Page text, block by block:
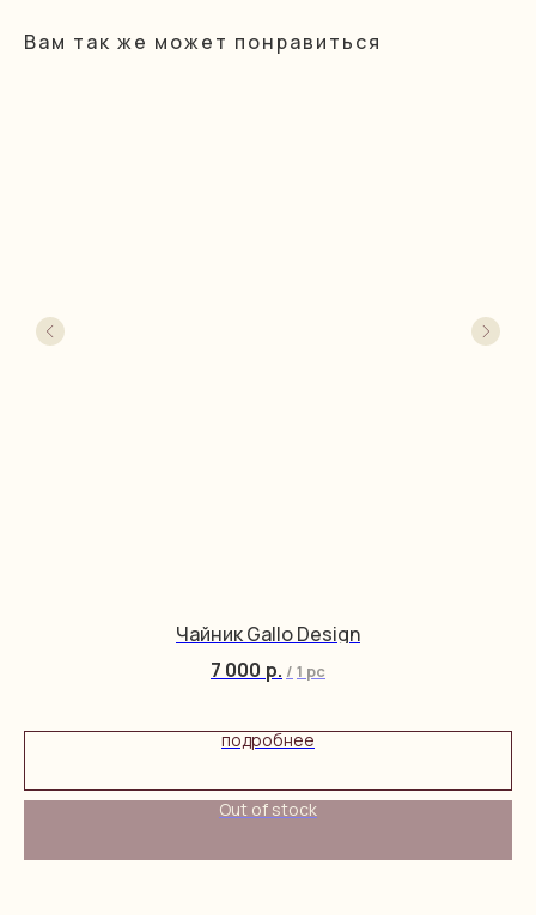
Вам так же может понравиться
Чайник Gallo Design
7 000 р. / 1 pc
подробнее
Out of stock